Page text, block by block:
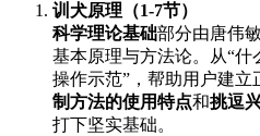
训犬原理（1-7节）
科学理论基础部分由唐伟
基本原理与方法论。从“什
操作示范”，帮助用户建立
制方法的使用特点和挑逗
打下坚实基础。